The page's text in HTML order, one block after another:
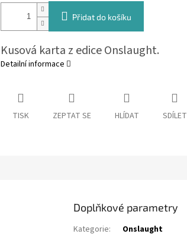
Přidat do košíku
Kusová karta z edice Onslaught.
Detailní informace
TISK ZEPTAT SE HLÍDAT SDÍLET
Doplňkové parametry
Kategorie:
Onslaught